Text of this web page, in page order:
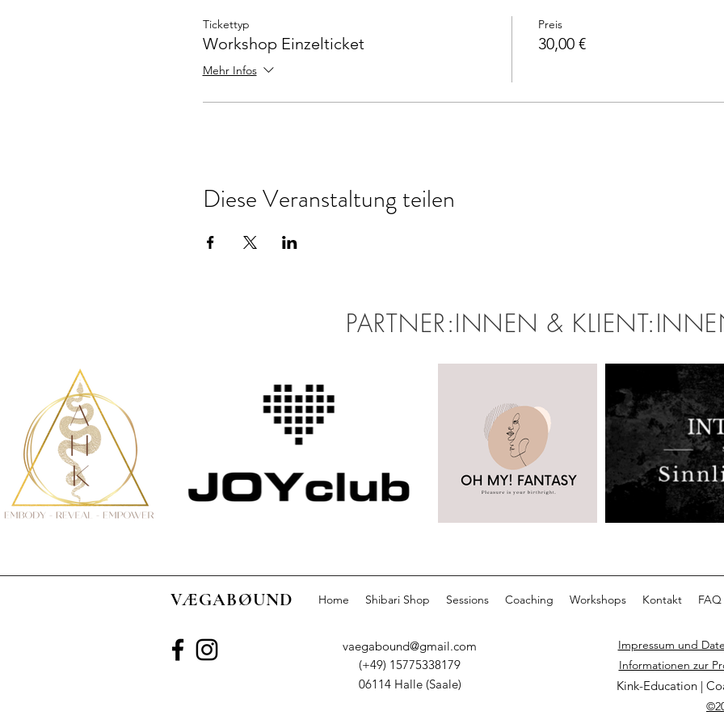
Tickettyp
Workshop Einzelticket
Mehr Infos
Preis
30,00 €
Diese Veranstaltung teilen
PARTNER:INNEN &
VÆGABØUND Home Shibari Shop Sessions Coaching Workshops Kontakt FAQ
vaegabound@gmail.com
(+49) 15775338179
06114 Halle (Saale)
Impressum und
Informationen zur
Kink-Education |